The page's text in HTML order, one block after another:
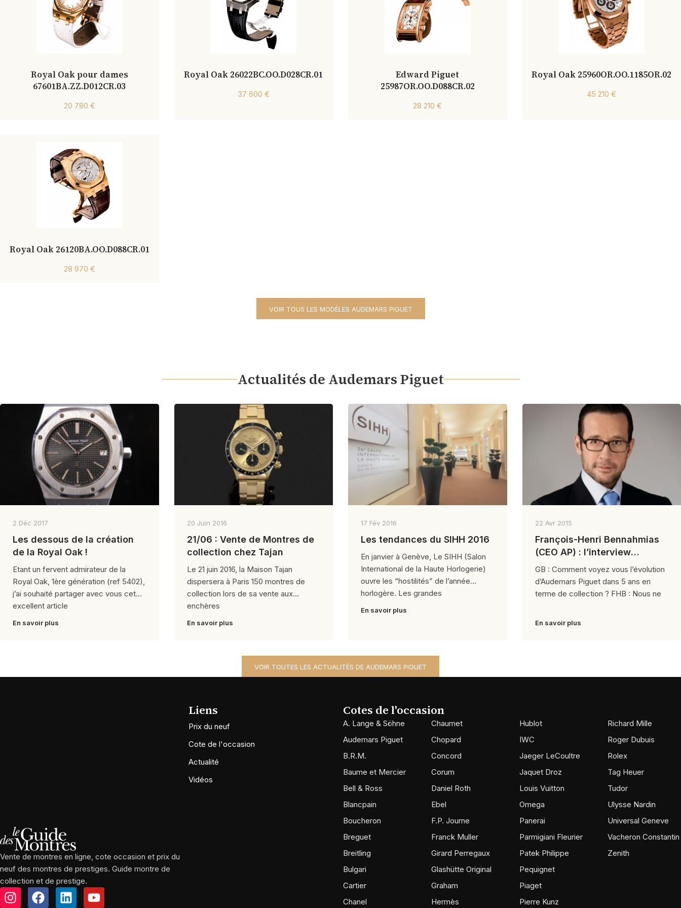
Royal Oak pour dames
67601BA.ZZ.D012CR.03
20 780 €
Royal Oak 26022BC.OO.D028CR.01
37 600 €
Edward Piguet
25987OR.OO.D088CR.02
28 210 €
Royal Oak 25960OR.OO.1185OR.02
45 210 €
Royal Oak 26120BA.OO.D088CR.01
28 970 €
VOIR TOUS LES MODÈLES AUDEMARS PIGUET
Actualités de Audemars Piguet
2 Déc 2017
Les dessous de la création
de la Royal Oak !
Etant un fervent admirateur de la
Royal Oak, 1ère génération (ref 5402),
j’ai souhaité partager avec vous cet
excellent article
En savoir plus
20 Juin 2016
21/06 : Vente de Montres de
collection chez Tajan
Le 21 juin 2016, la Maison Tajan
dispersera à Paris 150 montres de
collection lors de sa vente aux
enchères
En savoir plus
17 Fév 2016
Les tendances du SIHH 2016
En janvier à Genève, Le SIHH (Salon
International de la Haute Horlogerie)
ouvre les “hostilités” de l’année
horlogère. Les grandes
En savoir plus
22 Avr 2015
François-Henri Bennahmias
(CEO AP) : l’interview
exclusive
GB : Comment voyez vous l’évolution
d’Audemars Piguet dans 5 ans en
terme de collection ? FHB : Nous ne
En savoir plus
VOIR TOUTES LES ACTUALITÉS DE AUDEMARS PIGUET
Vente de montres en ligne, cote occasion et prix du
neuf des montres de prestiges. Guide montre de
collection et de prestige.
Liens
Prix du neuf
Cote de l'occasion
Actualité
Vidéos
Cotes de l'occasion
A. Lange & Söhne
Audemars Piguet
B.R.M.
Baume et Mercier
Bell & Ross
Blancpain
Boucheron
Breguet
Breitling
Bulgari
Cartier
Chanel
Chaumet
Chopard
Concord
Corum
Daniel Roth
Ebel
F.P. Journe
Franck Muller
Girard Perregaux
Glashütte Original
Graham
Hermès
Hublot
IWC
Jaeger LeCoultre
Jaquet Droz
Louis Vuitton
Omega
Panerai
Parmigiani Fleurier
Patek Philippe
Pequignet
Piaget
Pierre Kunz
Richard Mille
Roger Dubuis
Rolex
Tag Heuer
Tudor
Ulysse Nardin
Universal Geneve
Vacheron Constantin
Zenith